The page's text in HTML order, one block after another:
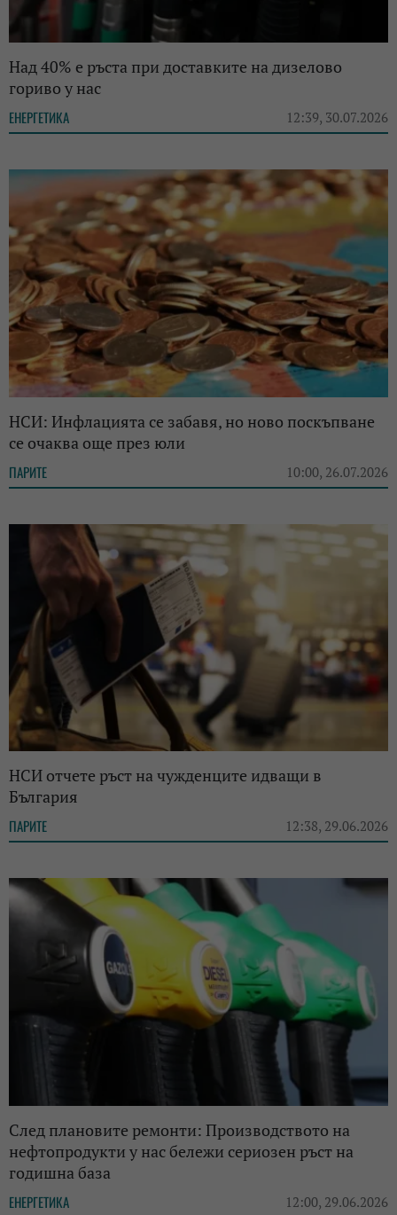
Над 40% е ръста при доставките на дизелово
гориво у нас
ЕНЕРГЕТИКА 12:39, 30.07.2026
НСИ: Инфлацията се забавя, но ново поскъпване
се очаква още през юли
ПАРИТЕ 10:00, 26.07.2026
НСИ отчете ръст на чужденците идващи в
България
ПАРИТЕ 12:38, 29.06.2026
След плановите ремонти: Производството на
нефтопродукти у нас бележи сериозен ръст на
годишна база
ЕНЕРГЕТИКА 12:00, 29.06.2026